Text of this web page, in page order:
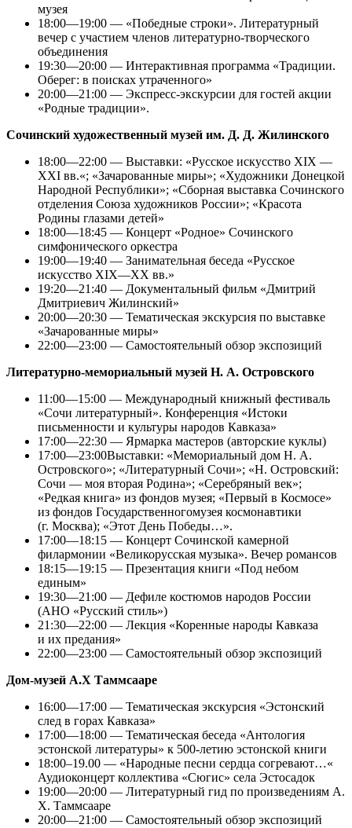
музея
18:00—19:00 — «Победные строки». Литературный
вечер с участием членов литературно-творческого
объединения
19:30—20:00 — Интерактивная программа «Традиции.
Оберег: в поисках утраченного»
20:00—21:00 — Экспресс-экскурсии для гостей акции
«Родные традиции».
Сочинский художественный музей им. Д. Д. Жилинского
18:00—22:00 — Выставки: «Русское искусство XIX —
XXI вв.«; «Зачарованные миры»; «Художники Донецкой
Народной Республики»; «Сборная выставка Сочинского
отделения Союза художников России»; «Красота
Родины глазами детей»
18:00—18:45 — Концерт «Родное» Сочинского
симфонического оркестра
19:00—19:40 — Занимательная беседа «Русское
искусство XIX—XX вв.»
19:20—21:40 — Документальный фильм «Дмитрий
Дмитриевич Жилинский»
20:00—20:30 — Тематическая экскурсия по выставке
«Зачарованные миры»
22:00—23:00 — Самостоятельный обзор экспозиций
Литературно-мемориальный музей Н. А. Островского
11:00—15:00 — Международный книжный фестиваль
«Сочи литературный». Конференция «Истоки
письменности и культуры народов Кавказа»
17:00—22:30 — Ярмарка мастеров (авторские куклы)
17:00—23:00Выставки: «Мемориальный дом Н. А.
Островского»; «Литературный Сочи»; «Н. Островский:
Сочи — моя вторая Родина»; «Серебряный век»;
«Редкая книга» из фондов музея; «Первый в Космосе»
из фондов Государственногомузея космонавтики
(г. Москва); «Этот День Победы…».
17:00—18:15 — Концерт Сочинской камерной
филармонии «Великорусская музыка». Вечер романсов
18:15—19:15 — Презентация книги «Под небом
единым»
19:30—21:00 — Дефиле костюмов народов России
(АНО «Русский стиль»)
21:30—22:00 — Лекция «Коренные народы Кавказа
и их предания»
22:00—23:00 — Самостоятельный обзор экспозиций
Дом-музей А.Х Таммсааре
16:00—17:00 — Тематическая экскурсия «Эстонский
след в горах Кавказа»
17:00—18:00 — Тематическая беседа «Антология
эстонской литературы» к 500-летию эстонской книги
18:00–19.00 — «Народные песни сердца согревают…«
Аудиоконцерт коллектива «Сюгис» села Эстосадок
19:00—20:00 — Литературный гид по произведениям А.
Х. Таммсааре
20:00—21:00 — Самостоятельный обзор экспозиций